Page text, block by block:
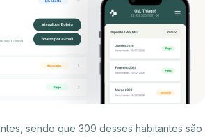
sendo que 309 desses habitantes são